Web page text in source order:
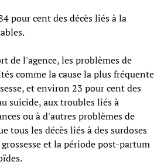
pour cent des décès liés à la
de l'agence, les problèmes de
comme la cause la plus fréquente
et environ 23 pour cent des
suicide, aux troubles liés à
ou à d'autres problèmes de
tous les décès liés à des surdoses
et la période post-partum